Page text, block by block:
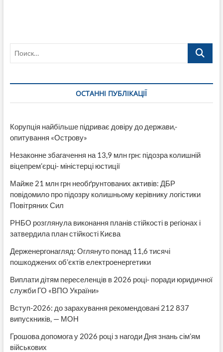
Поиск…
ОСТАННІ ПУБЛІКАЦІЇ
Корупція найбільше підриває довіру до держави,-
опитування «Острову»
Незаконне збагачення на 13,9 млн грн: підозра колишній
віцепрем’єрці- міністерці юстиції
Майже 21 млн грн необґрунтованих активів: ДБР
повідомило про підозру колишньому керівнику логістики
Повітряних Сил
РНБО розглянула виконання планів стійкості в регіонах і
затвердила план стійкості Києва
Держенергонагляд: Оглянуто понад 11,6 тисячі
пошкоджених об’єктів електроенергетики
Виплати дітям переселенців в 2026 році- поради юридичної
служби ГО «ВПО України»
Вступ-2026: до зарахування рекомендовані 212 837
випускників, — МОН
Грошова допомога у 2026 році з нагоди Дня знань сім’ям
військових